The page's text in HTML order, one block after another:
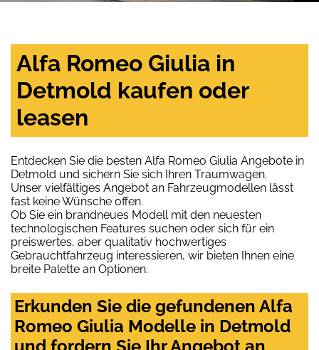
Alfa Romeo Giulia in
Detmold kaufen oder
leasen
Entdecken Sie die besten Alfa Romeo Giulia Angebote in
Detmold und sichern Sie sich Ihren Traumwagen.
Unser vielfältiges Angebot an Fahrzeugmodellen lässt
fast keine Wünsche offen.
Ob Sie ein brandneues Modell mit den neuesten
technologischen Features suchen oder sich für ein
preiswertes, aber qualitativ hochwertiges
Gebrauchtfahrzeug interessieren, wir bieten Ihnen eine
breite Palette an Optionen.
Erkunden Sie die gefundenen Alfa
Romeo Giulia Modelle in Detmold